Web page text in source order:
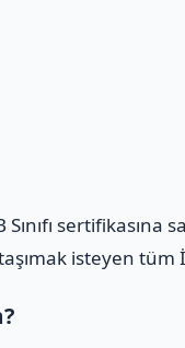
Sınıfı
isteyen